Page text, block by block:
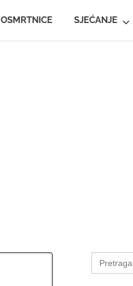
OSMRTNICE SJEĆANJE
Search
for: